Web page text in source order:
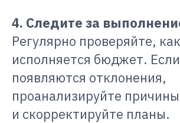
4. Следите за
Регулярно проверяйте, как
исполняется бюджет. Если
появляются отклонения,
проанализируйте причины
и скорректируйте планы.